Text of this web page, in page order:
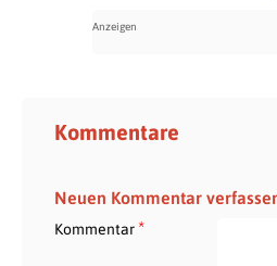
Kommentare
Neuen Kommentar
Kommentar*